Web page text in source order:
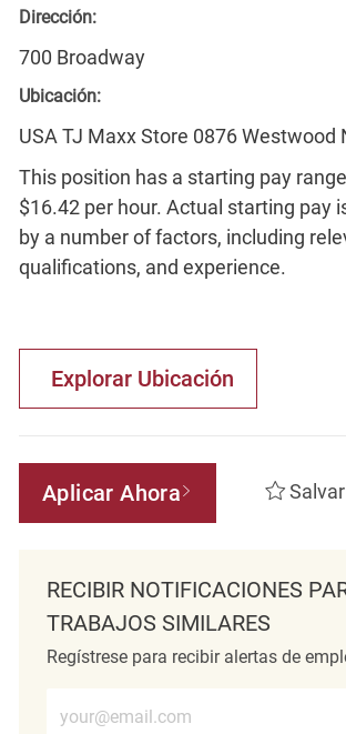
Dirección:
700 Broadway
Ubicación:
USA TJ Maxx Store 0876 Westwood
This position has a starting pay
$16.42 per hour. Actual starting pay
by a number of factors, including
qualifications, and experience.
Explorar Ubicación
Aplicar Ahora Salvar
RECIBIR NOTIFICACIONES
TRABAJOS SIMILARES
Regístrese para recibir alertas de